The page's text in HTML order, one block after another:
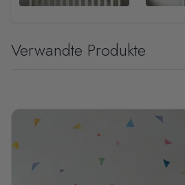
Verwandte Produkte